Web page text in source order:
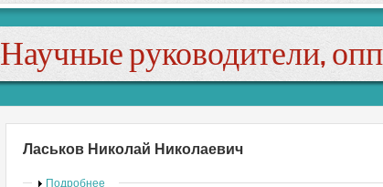
Научные руководители,
Ласьков Николай Николаевич
Показать
Подробнее